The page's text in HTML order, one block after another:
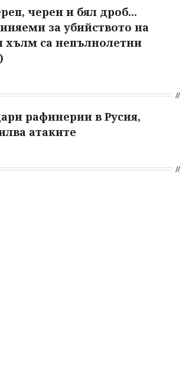
черен и бял дроб...
за убийството на
са непълнолетни
рафинерии в Русия,
атаките